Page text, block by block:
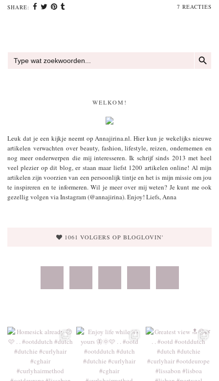
SHARE: 7 REACTIES
naar:
WELKOM!
Leuk dat je een kijkje neemt op Annajirina.nl. Hier kun je wekelijks nieuwe
artikelen verwachten over beauty, fashion, lifestyle, reizen, ondernemen en
nog meer onderwerpen die mij interesseren. Ik schrijf sinds 2013 met heel
veel plezier op dit blog, er staan maar liefst 1200 artikelen online! Al mijn
artikelen zijn voorzien van een persoonlijk tintje en het is mijn missie om jou
te inspireren en te informeren. Wil je meer over mij weten? Je kunt me ook
gezellig volgen via Instagram (@annajirina). Enjoy! Liefs, Anna
1061 VOLGERS OP BLOGLOVIN'